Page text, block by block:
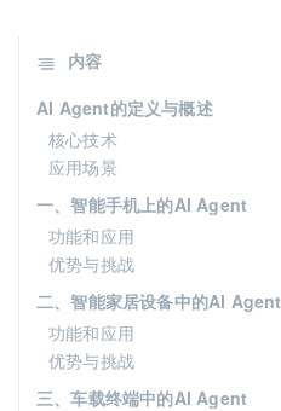
内容
AI Agent的定义与概述
核心技术
应用场景
一、智能手机上的AI Agent
功能和应用
优势与挑战
二、智能家居设备中的AI Agent
功能和应用
优势与挑战
三、车载终端中的AI Agent